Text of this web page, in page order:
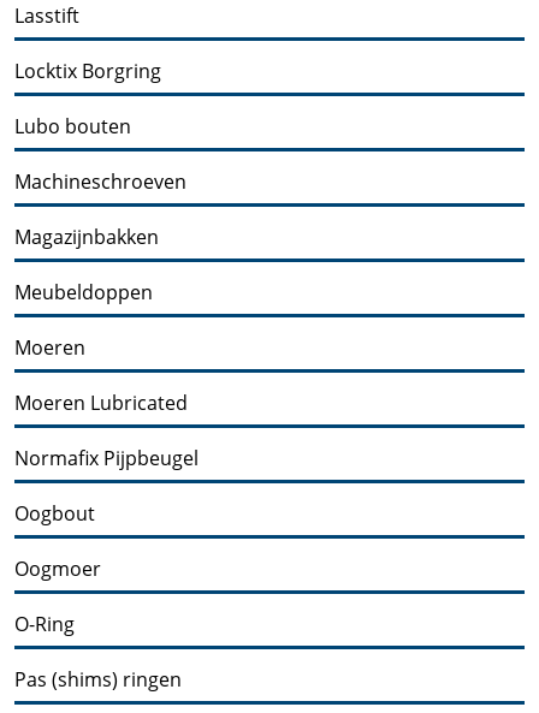
Lasstift
Locktix Borgring
Lubo bouten
Machineschroeven
Magazijnbakken
Meubeldoppen
Moeren
Moeren Lubricated
Normafix Pijpbeugel
Oogbout
Oogmoer
O-Ring
Pas (shims) ringen